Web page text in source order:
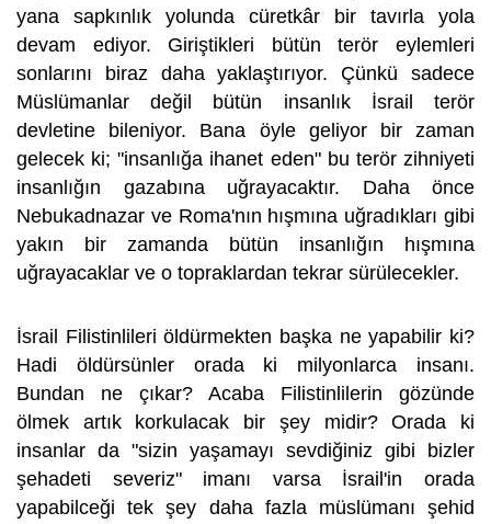
yana sapkınlık yolunda cüretkâr bir tavırla yola
devam ediyor. Giriştikleri bütün terör eylemleri
sonlarını biraz daha yaklaştırıyor. Çünkü sadece
Müslümanlar değil bütün insanlık İsrail terör
devletine bileniyor. Bana öyle geliyor bir zaman
gelecek ki; "insanlığa ihanet eden" bu terör zihniyeti
insanlığın gazabına uğrayacaktır. Daha önce
Nebukadnazar ve Roma'nın hışmına uğradıkları gibi
yakın bir zamanda bütün insanlığın hışmına
uğrayacaklar ve o topraklardan tekrar sürülecekler.
İsrail Filistinlileri öldürmekten başka ne yapabilir ki?
Hadi öldürsünler orada ki milyonlarca insanı.
Bundan ne çıkar? Acaba Filistinlilerin gözünde
ölmek artık korkulacak bir şey midir? Orada ki
insanlar da "sizin yaşamayı sevdiğiniz gibi bizler
şehadeti severiz" imanı varsa İsrail'in orada
yapabilceği tek şey daha fazla müslümanı şehid